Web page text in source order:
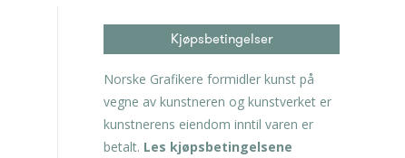
Kjøpsbetingelser
Norske Grafikere formidler kunst på
vegne av kunstneren og kunstverket er
kunstnerens eiendom inntil varen er
betalt. Les kjøpsbetingelsene